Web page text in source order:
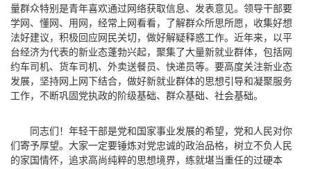
量群众特别是青年喜欢通过网络获取信息、发表意见。领导干部要
学网、懂网、用网，经常上网看看，了解群众所思所愿，收集好想
法好建议，积极回应网民关切，做好解疑释惑工作。近年来，以平
台经济为代表的新业态蓬勃兴起，聚集了大量新就业群体，包括网
约车司机、货车司机、外卖送餐员、快递员等。要高度关注新业态
发展，坚持网上网下结合，做好新就业群体的思想引导和凝聚服务
工作，不断巩固党执政的阶级基础、群众基础、社会基础。
同志们！年轻干部是党和国家事业发展的希望，党和人民对你
们寄予厚望。大家一定要锤炼对党忠诚的政治品格，树立不负人民
的家国情怀，追求高尚纯粹的思想境界，练就堪当重任的过硬本